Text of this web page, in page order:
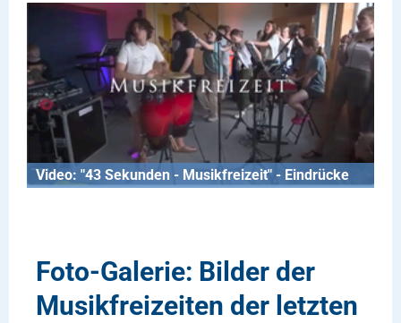
Video: "43 Sekunden - Musikfreizeit" - Eindrücke
Foto-Galerie: Bilder der
Musikfreizeiten der letzten